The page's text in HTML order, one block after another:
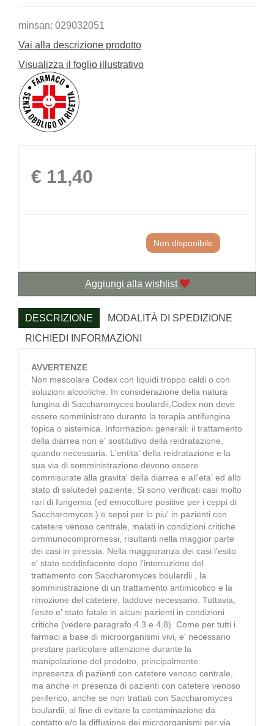
minsan: 029032051
Vai alla descrizione prodotto
Visualizza il foglio illustrativo
Prezzo
€ 11,40
Non disponibile
Aggiungi alla wishlist
DESCRIZIONE
MODALITÀ DI SPEDIZIONE
RICHIEDI INFORMAZIONI
AVVERTENZE
Non mescolare Codex con liquidi troppo caldi o con
soluzioni alcooliche. In considerazione della natura
fungina di Saccharomyces boulardii,Codex non deve
essere somministrato durante la terapia antifungina
topica o sistemica. Informazioni generali: il trattamento
della diarrea non e' sostitutivo della reidratazione,
quando necessaria. L'entita' della reidratazione e la
sua via di somministrazione devono essere
commisurate alla gravita' della diarrea e all'eta' ed allo
stato di salutedel paziente. Si sono verificati casi molto
rari di fungemia (ed emocolture positive per i ceppi di
Saccharomyces ) e sepsi per lo piu' in pazienti con
catetere venoso centrale, malati in condizioni critiche
oimmunocompromessi, risultanti nella maggior parte
dei casi in piressia. Nella maggioranza dei casi l'esito
e' stato soddisfacente dopo l'interruzione del
trattamento con Saccharomyces boulardii , la
somministrazione di un trattamento antimicotico e la
rimozione del catetere, laddove necessario. Tuttavia,
l'esito e' stato fatale in alcuni pazienti in condizioni
critiche (vedere paragrafo 4.3 e 4.8). Come per tutti i
farmaci a base di microorganismi vivi, e' necessario
prestare particolare attenzione durante la
manipolazione del prodotto, principalmente
inpresenza di pazienti con catetere venoso centrale,
ma anche in presenza di pazienti con catetere venoso
periferico, anche se non trattati con Saccharomyces
boulardii, al fine di evitare la contaminazione da
contatto e/o la diffusione dei microorganismi per via